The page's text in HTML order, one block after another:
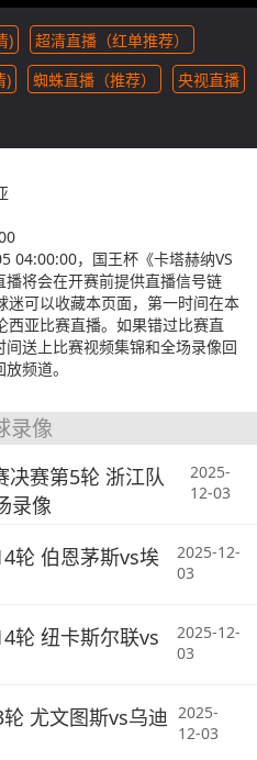
)
超清直播（红单推荐）
) 蜘蛛直播（推荐）
央视直播
04:00:00，国王杯《卡塔赫纳VS
将会在开赛前提供直播信号链
迷可以收藏本页面，第一时间在本
西亚比赛直播。如果错过比赛直
送上比赛视频集锦和全场录像回
频道。
录像
决赛第5轮 浙江队
录像
2025-
12-03
轮 伯恩茅斯vs埃
2025-12-
03
轮 纽卡斯尔联vs
2025-12-
03
尤文图斯vs乌迪 2025-
12-03